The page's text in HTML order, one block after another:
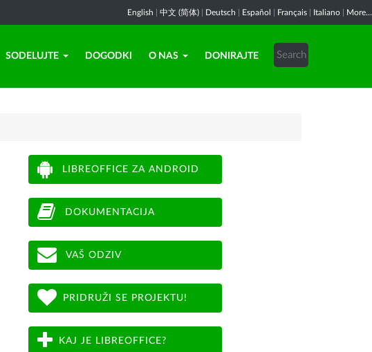
English 中文 (简体) Deutsch Español Français Italiano More...
SODELUJTE DOGODKI O NAS DONIRAJTE
LIBREOFFICE ZA ANDROID
DOKUMENTACIJA
VAŠ ODZIV
PRIDRUŽI SE PROJEKTU!
KAJ JE LIBREOFFICE?